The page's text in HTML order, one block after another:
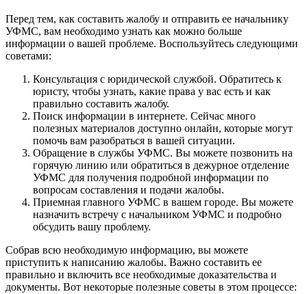
Перед тем, как составить жалобу и отправить ее начальнику
УФМС, вам необходимо узнать как можно больше
информации о вашей проблеме. Воспользуйтесь следующими
советами:
Консультация с юридической службой. Обратитесь к
юристу, чтобы узнать, какие права у вас есть и как
правильно составить жалобу.
Поиск информации в интернете. Сейчас много
полезных материалов доступно онлайн, которые могут
помочь вам разобраться в вашей ситуации.
Обращение в службы УФМС. Вы можете позвонить на
горячую линию или обратиться в дежурное отделение
УФМС для получения подробной информации по
вопросам составления и подачи жалобы.
Приемная главного УФМС в вашем городе. Вы можете
назначить встречу с начальником УФМС и подробно
обсудить вашу проблему.
Собрав всю необходимую информацию, вы можете
приступить к написанию жалобы. Важно составить ее
правильно и включить все необходимые доказательства и
документы. Вот некоторые полезные советы в этом процессе: